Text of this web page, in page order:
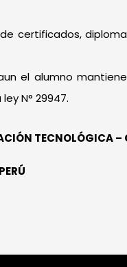
certificados,
el alumno
N° 29947.
TECNOLÓGICA –